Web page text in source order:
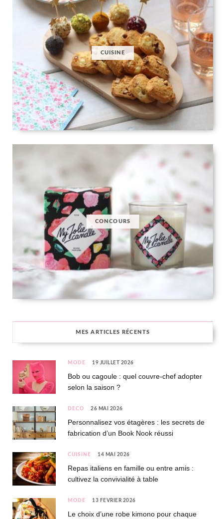
CUISINE
CONCOURS
MES ARTICLES RÉCENTS
MODE 19 JUILLET 2026
Bob ou cagoule : quel couvre-chef adopter
selon la saison ?
DÉCO 26 MAI 2026
Personnalisez vos étagères : les secrets de
fabrication d’un Book Nook réussi
CUISINE 14 MAI 2026
Repas italiens en famille ou entre amis :
cultivez la convivialité à table
MODE 13 FÉVRIER 2026
Le choix d’une robe kimono pour chaque